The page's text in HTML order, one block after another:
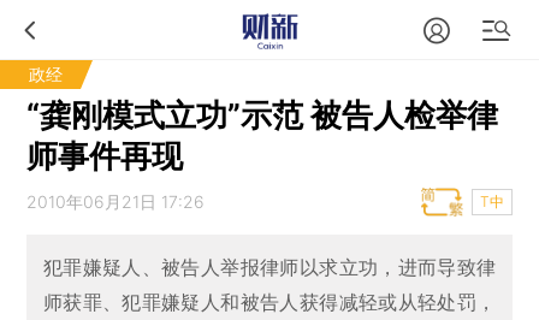
政经
“龚刚模式立功”示范 被告人检举律
师事件再现
2010年06月21日 17:26 T中
犯罪嫌疑人、被告人举报律师以求立功，进而导致律
师获罪、犯罪嫌疑人和被告人获得减轻或从轻处罚，